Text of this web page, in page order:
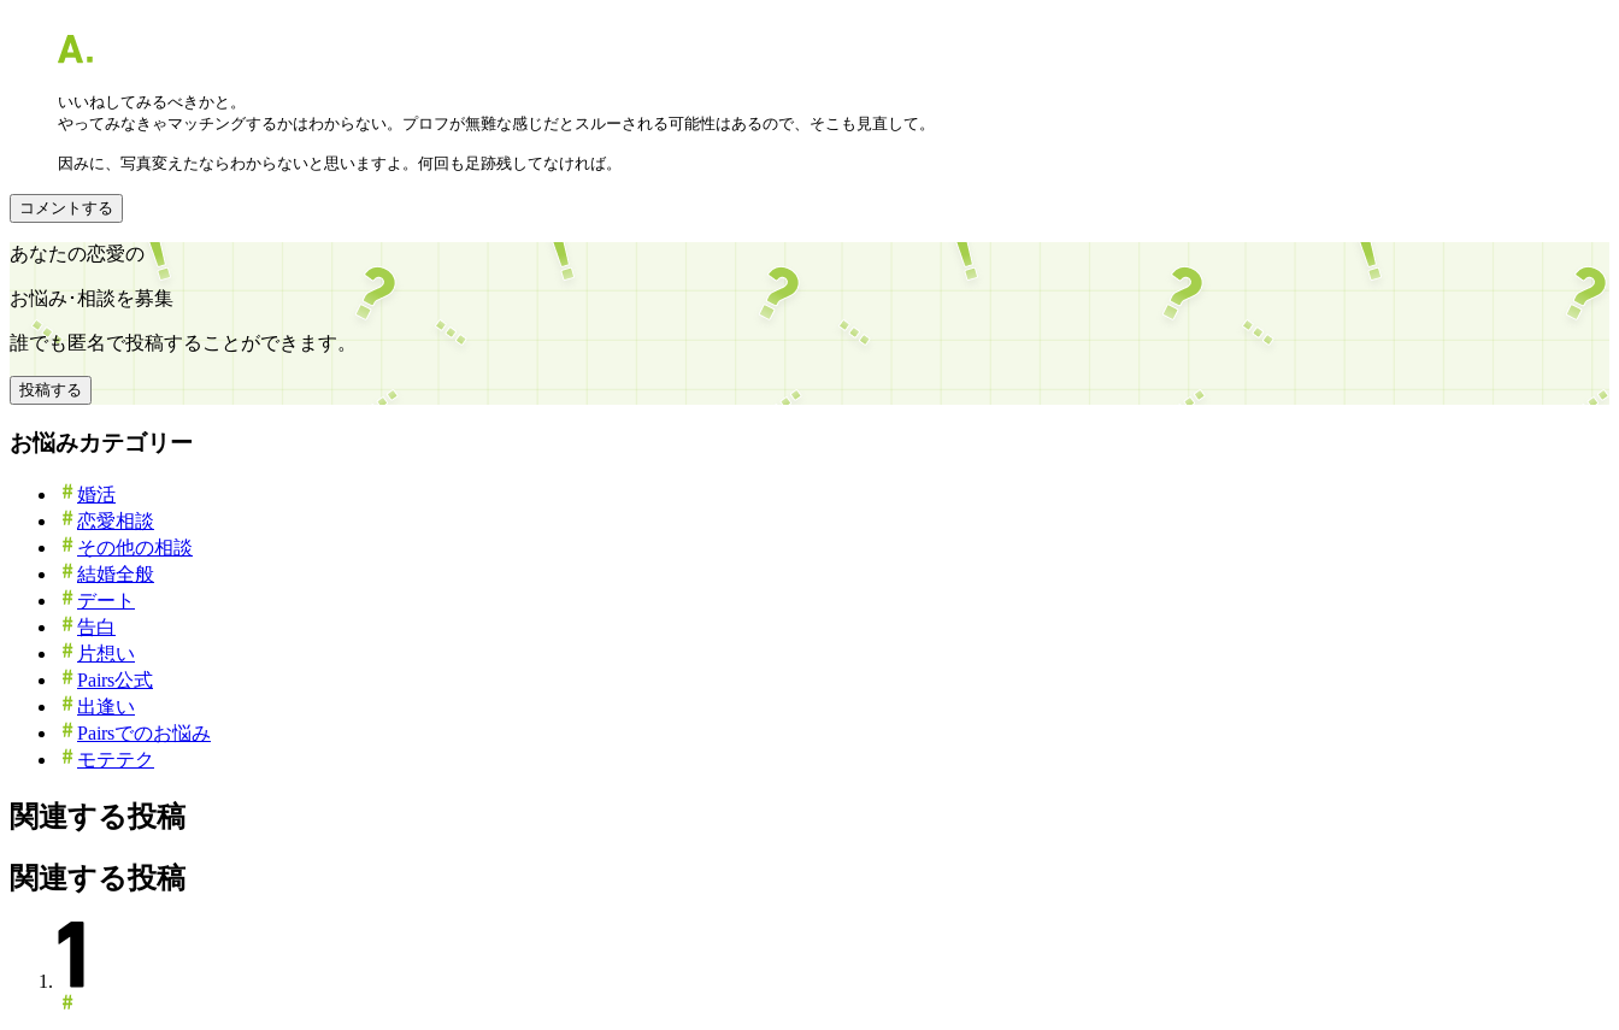
いいねしてみるべきかと。
やってみなきゃマッチングするかはわからない。プロフが無難な感じだとスルーされる可能性はあるので、そこも見直して。
コメントする
あなたの恋愛の
お悩み･相談を募集
誰でも匿名で投稿することができます。
投稿する
お悩みカテゴリー
婚活
恋愛相談
その他の相談
結婚全般
デート
告白
片想い
Pairs公式
出逢い
Pairsでのお悩み
モテテク
関連する投稿
関連する投稿